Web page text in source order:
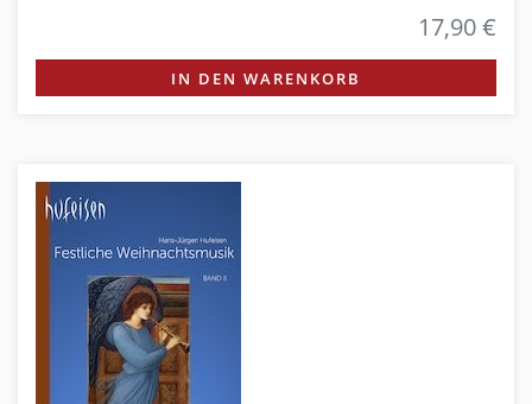
17,90 €
IN DEN WARENKORB